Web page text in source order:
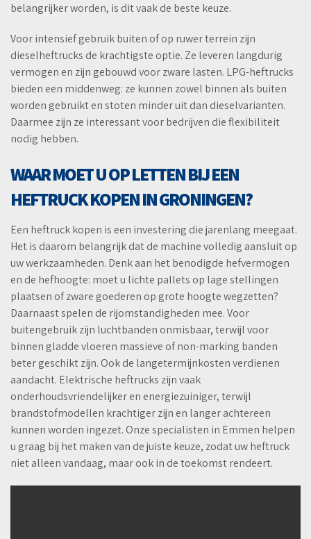
belangrijker worden, is dit vaak de beste keuze.
Voor intensief gebruik buiten of op ruwer terrein zijn
dieselheftrucks de krachtigste optie. Ze leveren langdurig
vermogen en zijn gebouwd voor zware lasten. LPG-heftrucks
bieden een middenweg: ze kunnen zowel binnen als buiten
worden gebruikt en stoten minder uit dan dieselvarianten.
Daarmee zijn ze interessant voor bedrijven die flexibiliteit
nodig hebben.
WAAR MOET U OP LETTEN BIJ EEN
HEFTRUCK KOPEN IN GRONINGEN?
Een heftruck kopen is een investering die jarenlang meegaat.
Het is daarom belangrijk dat de machine volledig aansluit op
uw werkzaamheden. Denk aan het benodigde hefvermogen
en de hefhoogte: moet u lichte pallets op lage stellingen
plaatsen of zware goederen op grote hoogte wegzetten?
Daarnaast spelen de rijomstandigheden mee. Voor
buitengebruik zijn luchtbanden onmisbaar, terwijl voor
binnen gladde vloeren massieve of non-marking banden
beter geschikt zijn. Ook de langetermijnkosten verdienen
aandacht. Elektrische heftrucks zijn vaak
onderhoudsvriendelijker en energiezuiniger, terwijl
brandstofmodellen krachtiger zijn en langer achtereen
kunnen worden ingezet. Onze specialisten in Emmen helpen
u graag bij het maken van de juiste keuze, zodat uw heftruck
niet alleen vandaag, maar ook in de toekomst rendeert.